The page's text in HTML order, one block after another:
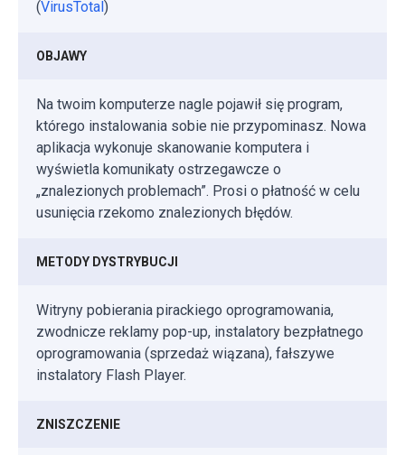
(VirusTotal)
OBJAWY
Na twoim komputerze nagle pojawił się program,
którego instalowania sobie nie przypominasz. Nowa
aplikacja wykonuje skanowanie komputera i
wyświetla komunikaty ostrzegawcze o
„znalezionych problemach”. Prosi o płatność w celu
usunięcia rzekomo znalezionych błędów.
METODY DYSTRYBUCJI
Witryny pobierania pirackiego oprogramowania,
zwodnicze reklamy pop-up, instalatory bezpłatnego
oprogramowania (sprzedaż wiązana), fałszywe
instalatory Flash Player.
ZNISZCZENIE